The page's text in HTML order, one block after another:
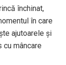
închinat,
în care
ajutoarele și
cu mâncare